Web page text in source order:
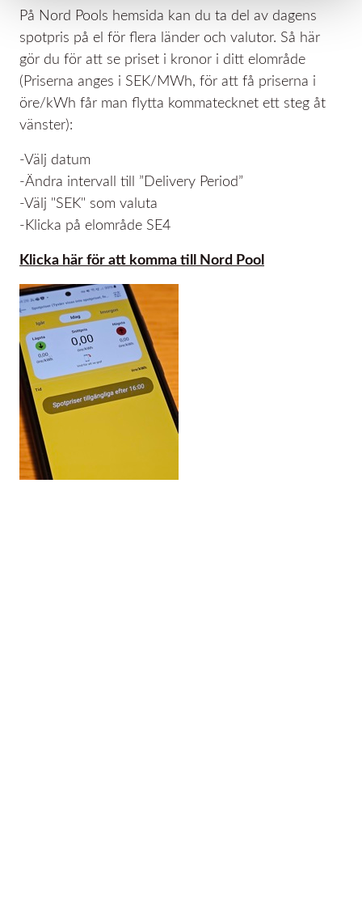
På Nord Pools hemsida kan du ta del av dagens
spotpris på el för flera länder och valutor. Så här
gör du för att se priset i kronor i ditt elområde
(Priserna anges i SEK/MWh, för att få priserna i
öre/kWh får man flytta kommatecknet ett steg åt
vänster):
-Välj datum
-Ändra intervall till ”Delivery Period”
-Välj "SEK" som valuta
-Klicka på elområde SE4
Klicka här för att komma till Nord Pool